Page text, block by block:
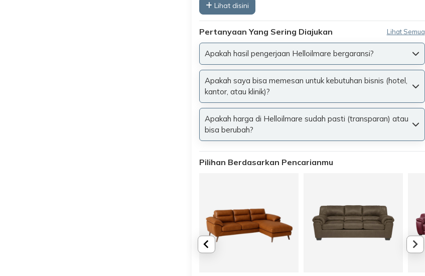
Lihat disini
Pertanyaan Yang Sering Diajukan Lihat Semua
Apakah hasil pengerjaan Helloilmare bergaransi?
Apakah saya bisa memesan untuk kebutuhan bisnis (hotel,
kantor, atau klinik)?
Apakah harga di Helloilmare sudah pasti (transparan) atau
bisa berubah?
Pilihan Berdasarkan Pencarianmu